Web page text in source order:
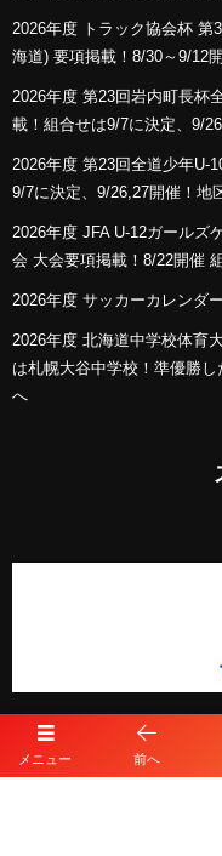
メニュー 前へ
2026年度 トラック協会杯 第
海道) 要項掲載！8/30～9/12
2026年度 第23回岩内町長杯
載！組合せは9/7に決定、9/
2026年度 第23回全道少年U-
9/7に決定、9/26,27開催！地
2026年度 JFA U-12ガールズ
会 大会要項掲載！8/22開催
2026年度 サッカーカレンダ
2026年度 北海道中学校体育
は札幌大谷中学校！準優勝
へ